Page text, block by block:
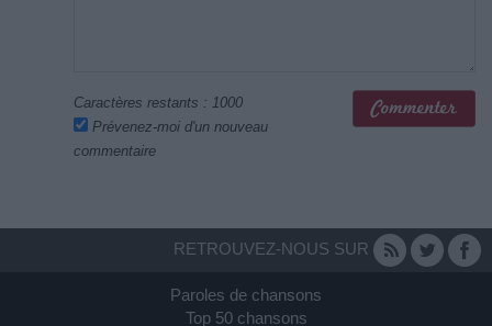
Caractères restants : 1000
Prévenez-moi d'un nouveau
commentaire
RETROUVEZ-NOUS SUR
Paroles de chansons
Top 50 chansons